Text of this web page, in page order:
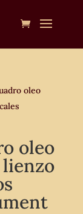
oleo
oleo